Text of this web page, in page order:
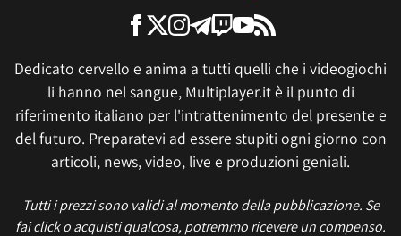
Dedicato cervello e anima a tutti quelli che i videogiochi
li hanno nel sangue, Multiplayer.it è il punto di
riferimento italiano per l'intrattenimento del presente e
del futuro. Preparatevi ad essere stupiti ogni giorno con
articoli, news, video, live e produzioni geniali.
Tutti i prezzi sono validi al momento della pubblicazione. Se
fai click o acquisti qualcosa, potremmo ricevere un compenso.